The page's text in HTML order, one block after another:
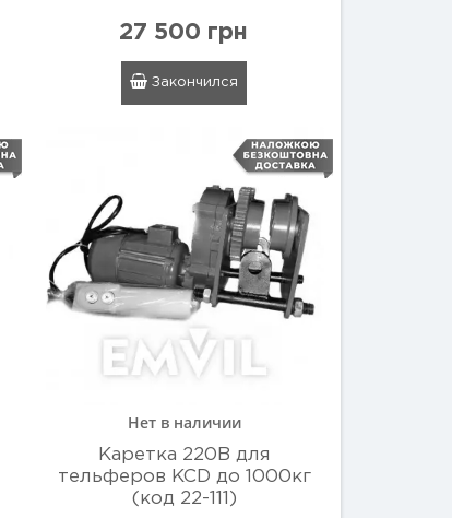
27 500 грн
Закончился
Нет в наличии
Каретка 220В для
тельферов KCD до 1000кг
(код 22-111)